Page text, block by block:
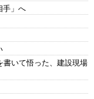
手」へ
書いて悟った、建設現場